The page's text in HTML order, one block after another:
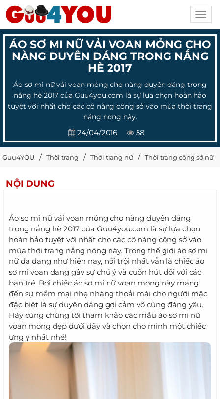
ÁO SƠ MI NỮ VẢI VOAN MỎNG CHO
NÀNG DUYÊN DÁNG TRONG NẮNG
HÈ 2017
Áo sơ mi nữ vải voan mỏng cho nàng duyên dáng trong
nắng hè 2017 của Guu4you.com là sự lựa chọn hoàn hảo
tuyệt vời nhất cho các cô nàng công sở vào mùa thời trang
nắng nóng này.
24/04/2016 58
Guu4YOU Thời trang Thời trang nữ Thời trang công sở nữ
NỘI DUNG
Áo sơ mi nữ vải voan mỏng cho nàng duyên dáng
trong nắng hè 2017 của Guu4you.com là sự lựa chọn
hoàn hảo tuyệt vời nhất cho các cô nàng công sở vào
mùa thời trang nắng nóng này. Trong thế giới áo sơ mi
nữ đa dạng như hiện nay, nổi trội nhất vẫn là chiếc áo
sơ mi voan đang gây sự chú ý và cuốn hút đối với các
bạn trẻ. Bởi chiếc áo sơ mi nữ voan mỏng này mang
đến sự mềm mại nhẹ nhàng thoải mái cho người mặc
đặc biệt là sự duyên dáng gợi cảm vô cùng đáng yêu.
Hãy cùng chúng tôi tham khảo các mẫu áo sơ mi nữ
voan mỏng đẹp dưới đây và chọn cho mình một chiếc
ưng ý nhất nhé!